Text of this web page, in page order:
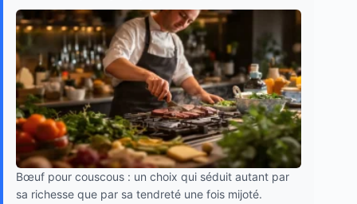
Bœuf pour couscous : un choix qui séduit autant par
sa richesse que par sa tendreté une fois mijoté.